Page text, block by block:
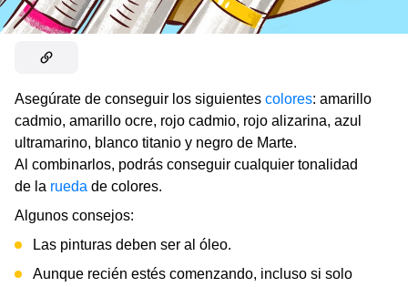
Asegúrate de conseguir los siguientes colores: amarillo
cadmio, amarillo ocre, rojo cadmio, rojo alizarina, azul
ultramarino, blanco titanio y negro de Marte.
Al combinarlos, podrás conseguir cualquier tonalidad
de la rueda de colores.
Algunos consejos:
Las pinturas deben ser al óleo.
Aunque recién estés comenzando, incluso si solo